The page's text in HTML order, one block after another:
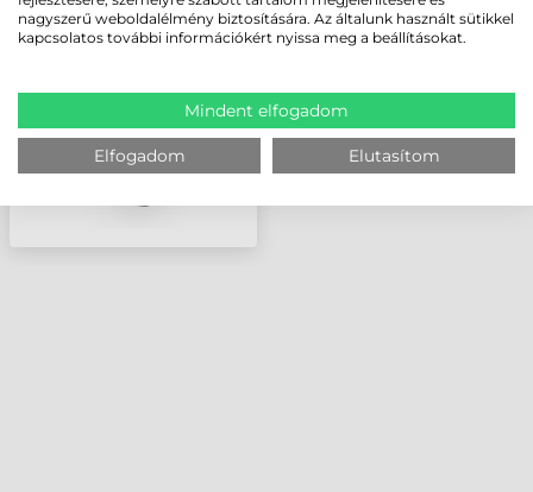
VONALKÓDOLVASÓ
nagyszerű weboldalélmény biztosítására. Az általunk használt sütikkel
kapcsolatos további információkért nyissa meg a beállításokat.
Mindent elfogadom
Elfogadom Elutasítom